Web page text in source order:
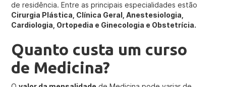
de residência. Entre as principais especialidades estão
Cirurgia Plástica, Clínica Geral, Anestesiologia,
Cardiologia, Ortopedia e Ginecologia e Obstetrícia.
Quanto custa um curso
de Medicina?